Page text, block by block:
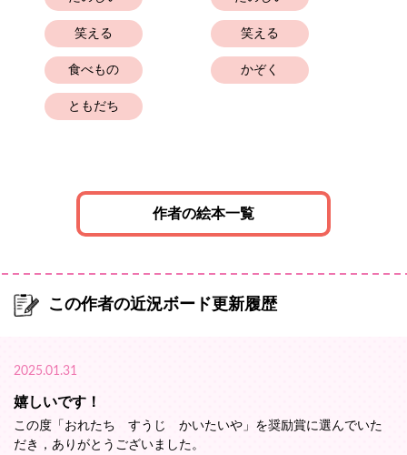
笑える
食べもの
ともだち
笑える
かぞく
作者の絵本一覧
この作者の近況ボード更新履歴
2025.01.31
嬉しいです！
この度「おれたち すうじ かいたいや」を奨励賞に選んでいた
だき，ありがとうございました。